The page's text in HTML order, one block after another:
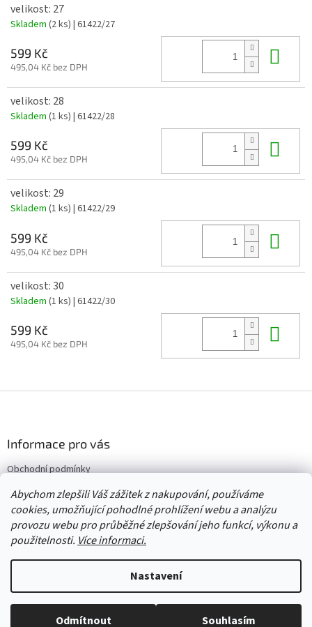
Abychom zlepšili Váš zážitek z nakupování, používáme
cookies, umožňující pohodlné prohlížení webu a analýzu
provozu webu pro průběžné zlepšování jeho funkcí, výkonu a
použitelnosti. Více informaci.
Nastavení
Odmítnout Souhlasím
velikost: 27
Skladem (2 ks) | 61422/27
599 Kč
495,04 Kč bez DPH
velikost: 28
Skladem (1 ks) | 61422/28
599 Kč
495,04 Kč bez DPH
velikost: 29
Skladem (1 ks) | 61422/29
599 Kč
495,04 Kč bez DPH
velikost: 30
Skladem (1 ks) | 61422/30
599 Kč
495,04 Kč bez DPH
í
Informace pro vás
Obchodní podmínky
Vrácení/výměna/reklamace
Velkoobchod
Copyright 2026Červený Tulipán. Všechna práva vyhrazena.Upravit